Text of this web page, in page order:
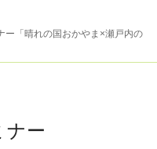
ー「晴れの国おかやま×瀬戸内の
ナー